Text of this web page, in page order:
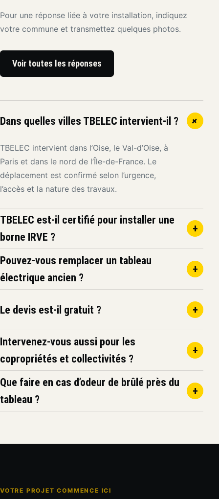
Pour une réponse liée à votre installation, indiquez
votre commune et transmettez quelques photos.
Voir toutes les réponses
Dans quelles villes TBELEC intervient-il ? +
TBELEC intervient dans l’Oise, le Val-d’Oise, à
Paris et dans le nord de l’Île-de-France. Le
déplacement est confirmé selon l’urgence,
l’accès et la nature des travaux.
TBELEC est-il certifié pour installer une
borne IRVE ?
+
Pouvez-vous remplacer un tableau
électrique ancien ?
+
Le devis est-il gratuit ? +
Intervenez-vous aussi pour les
copropriétés et collectivités ?
+
Que faire en cas d’odeur de brûlé près du
tableau ?
+
VOTRE PROJET COMMENCE ICI